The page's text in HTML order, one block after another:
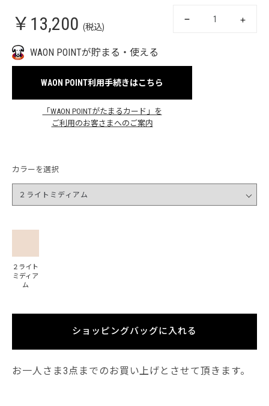
￥13,200 (税込)
WAON POINTが貯まる・使える
WAON POINT利用手続きはこちら
「WAON POINTがたまるカード」を
ご利用のお客さまへのご案内
カラーを選択
２ライト
ミディア
ム
ショッピングバッグに入れる
お一人さま3点までのお買い上げとさせて頂きます。